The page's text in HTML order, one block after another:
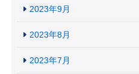
2023年9月
2023年8月
2023年7月